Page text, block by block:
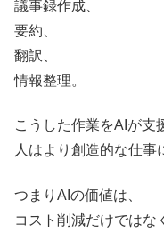
議事録作成、
要約、
翻訳、
情報整理。
こうした作業をAIが支
人はより創造的な仕事
つまりAIの価値は、
コスト削減だけではな